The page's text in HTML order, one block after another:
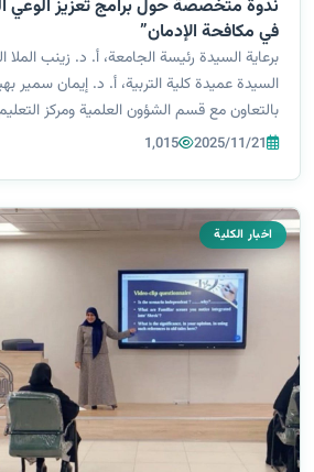
ندوة متخصصة حول برامج تعزيز الوعي
في مكافحة الإدمان”
برعاية السيدة رئيسة الجامعة، أ. د. زينب الملا
السيدة عميدة كلية التربية، أ. د. إيمان سمير
بالتعاون مع قسم الشؤون العلمية ومركز
بعنوان: “لأنكم تستحقون الحياة… لا المخدرات”،
2025/11/21
1,015
اخبار الكلية